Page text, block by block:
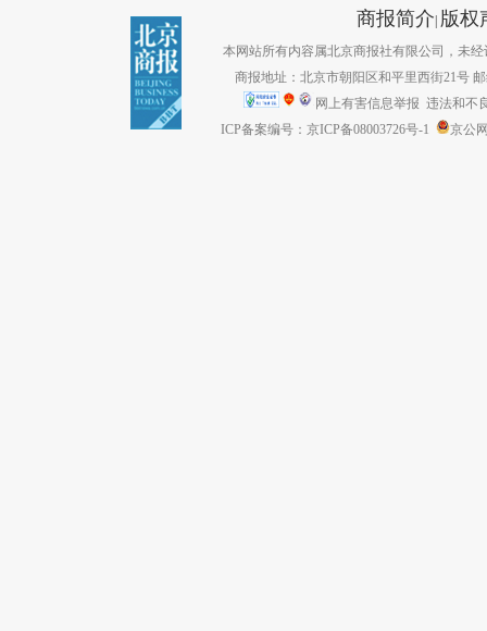
商报简介| 版权
本网站所有内容属北京商报社有限公司，未经
商报地址：北京市朝阳区和平里西街21号
网上有害信息举报 违法和不
ICP备案编号：京ICP备08003726号-1
京公